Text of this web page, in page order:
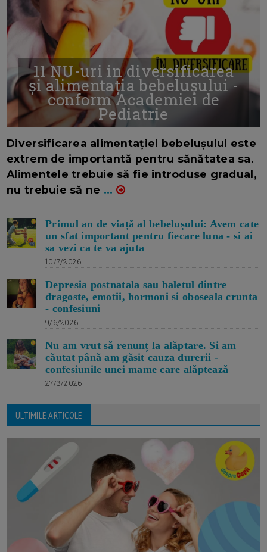
11 NU-uri in diversificarea
și alimentația bebelușului -
conform Academiei de
Pediatrie
Diversificarea alimentației bebelușului este
extrem de importantă pentru sănătatea sa.
Alimentele trebuie să fie introduse gradual,
nu trebuie să ne ...
Primul an de viață al bebelușului: Avem cate
un sfat important pentru fiecare luna - si ai
sa vezi ca te va ajuta
10/7/2026
Depresia postnatala sau baletul dintre
dragoste, emotii, hormoni si oboseala crunta
- confesiuni
9/6/2026
Nu am vrut să renunț la alăptare. Si am
căutat până am găsit cauza durerii -
confesiunile unei mame care alăptează
27/3/2026
ULTIMILE ARTICOLE